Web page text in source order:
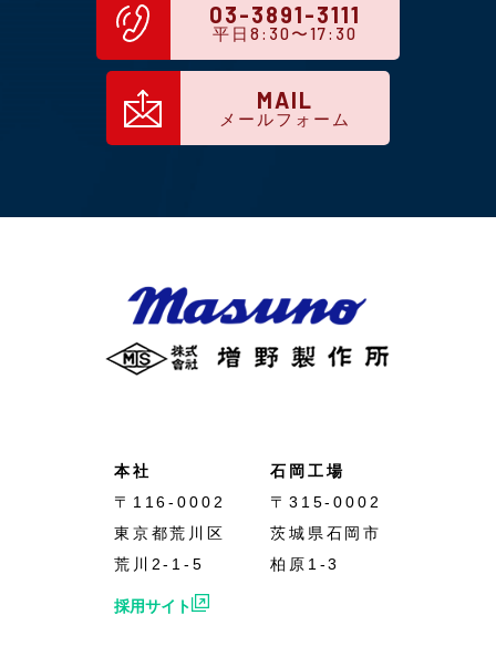
03-3891-3111
平日8:30〜17:30
MAIL
メールフォーム
本社
〒116-0002
東京都荒川区
荒川2-1-5
石岡工場
〒315-0002
茨城県石岡市
柏原1-3
採用サイト